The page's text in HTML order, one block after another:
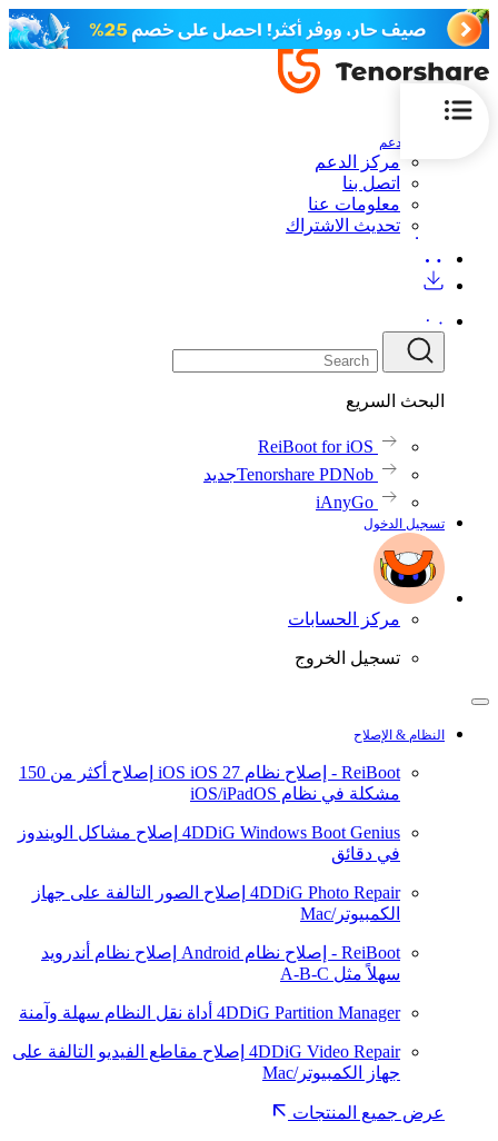
الدعم
مركز الدعم
اتصل بنا
معلومات عنا
تحديث الاشتراك
البحث السريع
ReiBoot for iOS
Tenorshare PDNobجديد
iAnyGo
تسجيل الدخول
مركز الحسابات
تسجيل الخروج
النظام & الإصلاح
ReiBoot - إصلاح نظام iOS iOS 27
إصلاح أكثر من 150
مشكلة في نظام iOS/iPadOS
4DDiG Windows Boot Genius إصلاح مشاكل الويندوز
في دقائق
4DDiG Photo Repair إصلاح الصور التالفة على جهاز
الكمبيوتر/Mac
ReiBoot - إصلاح نظام Android
إصلاح نظام أندرويد
سهلاً مثل A-B-C
4DDiG Partition Manager أداة نقل النظام سهلة وآمنة
4DDiG Video Repair إصلاح مقاطع الفيديو التالفة على
جهاز الكمبيوتر/Mac
عرض جميع المنتجات